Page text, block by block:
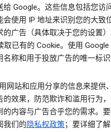
给 Google。这些信息包括您访
会使用 IP 地址来识别您的大致
的广告（具体取决于您的设置
取已有的 Cookie。使用
名称和用于投放广告的唯一标识
网站和应用分享的信息来提供
的效果，防范欺诈和滥用行为
的内容与广告合乎您的需求。
我们的隐私权政策；要详细了